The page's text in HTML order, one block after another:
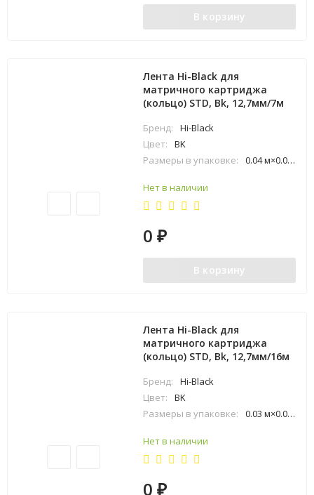
В корзину
Лента Hi-Black для
матричного картриджа
(кольцо) STD, Bk, 12,7мм/7м
Бренд:
Hi-Black
Цвет:
BK
Размеры в упаковке:
0.04 м×0.03 м×0.13 м
Нет в наличии
0₽
В корзину
Лента Hi-Black для
матричного картриджа
(кольцо) STD, Bk, 12,7мм/16м
Бренд:
Hi-Black
Цвет:
BK
Размеры в упаковке:
0.03 м×0.04 м×0.17 м
Нет в наличии
0₽